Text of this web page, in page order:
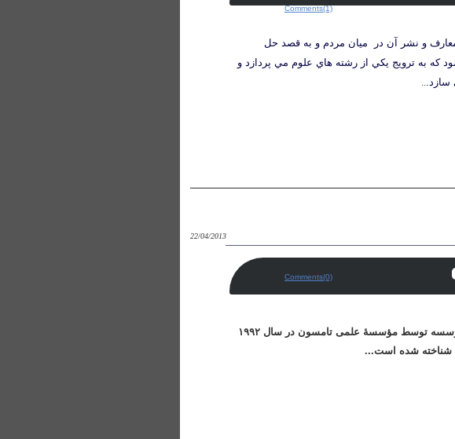
و نشر آن در ميان مردم و به قصد حل
كه به ترويج يكي از رشته هاي علوم مي پردازد و
سازد...
Comments(1)
22/04/2013
مؤسسهٔ اطلاعات علمی یا ISI در سال ۱۹۶۹ توسط یوجین گارفیلد تأسیس شد. این مؤسسه توسط مؤسسهٔ علمی تامسون در سال ۱۹۹۲
Comments(0)